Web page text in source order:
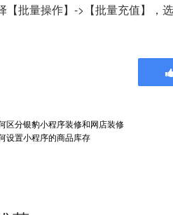
【批量操作】->【批量充值】，
区分银豹小程序装修和网店装修
设置小程序的商品库存